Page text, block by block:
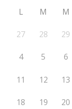
L M M
27 28 29
4 5 6
11 12 13
18 19 20